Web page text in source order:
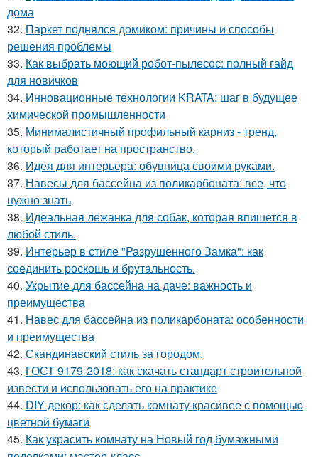
дома
32. Паркет поднялся домиком: причины и способы
решения проблемы
33. Как выбрать моющий робот-пылесос: полный гайд
для новичков
34. Инновационные технологии KRATA: шаг в будущее
химической промышленности
35. Минималистичный профильный карниз - тренд,
который работает на пространство.
36. Идея для интерьера: обувница своими руками.
37. Навесы для бассейна из поликарбоната: все, что
нужно знать
38. Идеальная лежанка для собак, которая впишется в
любой стиль.
39. Интерьер в стиле "Разрушенного Замка": как
соединить роскошь и брутальность.
40. Укрытие для бассейна на даче: важность и
преимущества
41. Навес для бассейна из поликарбоната: особенности
и преимущества
42. Скандинавский стиль за городом.
43. ГОСТ 9179-2018: как скачать стандарт строительной
извести и использовать его на практике
44. DIY декор: как сделать комнату красивее с помощью
цветной бумаги
45. Как украсить комнату на Новый год бумажными